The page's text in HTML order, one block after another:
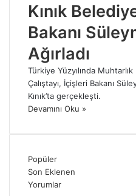
Kınık
Bakanı
Ağırladı
Türkiye Yüzyılında
Çalıştayı, İçişleri Bakanı
Kınık’ta gerçekleşti.
Devamını Oku »
Popüler
Son Eklenen
Yorumlar